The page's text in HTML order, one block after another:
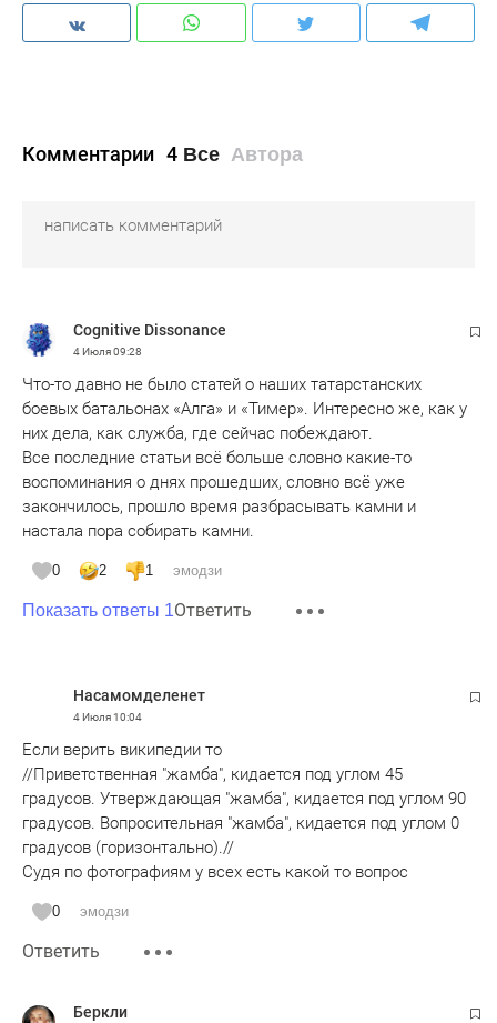
Комментарии 4 Все Автора
Cognitive Dissonance
4 Июля09:28
Что-то давно не было статей о наших татарстанских
боевых батальонах «Алга» и «Тимер». Интересно же, как у
них дела, как служба, где сейчас побеждают.
Все последние статьи всё больше словно какие-то
воспоминания о днях прошедших, словно всё уже
закончилось, прошло время разбрасывать камни и
настала пора собирать камни.
0 2 1 эмодзи
Показать ответы 1Ответить
Насамомделенет
4 Июля10:04
Если верить википедии то
//Приветственная "жамба", кидается под углом 45
градусов. Утверждающая "жамба", кидается под углом 90
градусов. Вопросительная "жамба", кидается под углом 0
градусов (горизонтально).//
Судя по фотографиям у всех есть какой то вопрос
0 эмодзи
Ответить
Беркли